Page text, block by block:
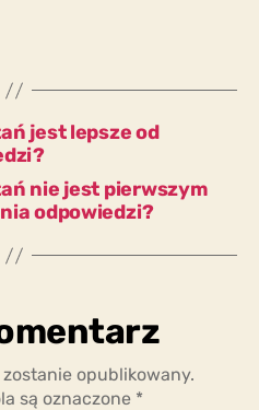
jest lepsze od
nie jest pierwszym
odpowiedzi?
opublikowany.
są oznaczone *